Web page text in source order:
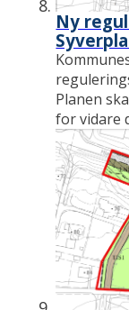
Ny
Planen
for vidare